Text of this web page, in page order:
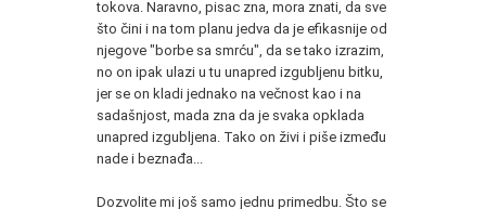
tokova. Naravno, pisac zna, mora znati, da sve
što čini i na tom planu jedva da je efikasnije od
njegove "borbe sa smrću", da se tako izrazim,
no on ipak ulazi u tu unapred izgubljenu bitku,
jer se on kladi jednako na večnost kao i na
sadašnjost, mada zna da je svaka opklada
unapred izgubljena. Tako on živi i piše između
nade i beznađa...
Dozvolite mi još samo jednu primedbu. Što se